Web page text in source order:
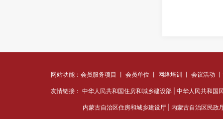
网站功能：会员服务项目 丨 会员单位 丨 网络培训 丨 会议活动
友情链接： 中华人民共和国住房和城乡建设部 中华人民共和国
内蒙古自治区住房和城乡建设厅| 内蒙古自治区民政